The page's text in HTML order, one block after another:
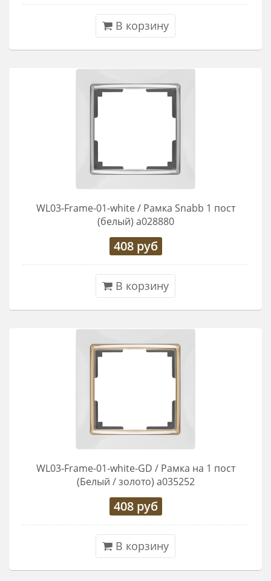
В корзину
WL03-Frame-01-white / Рамка Snabb 1 пост
(белый) a028880
408руб
В корзину
WL03-Frame-01-white-GD / Рамка на 1 пост
(Белый / золото) a035252
408руб
В корзину